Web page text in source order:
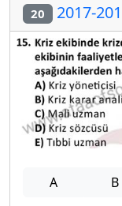
20 2017-
A B